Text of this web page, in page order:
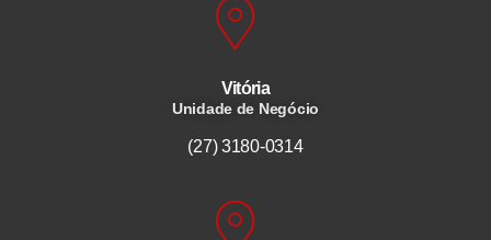
Vitória
Unidade de Negócio
(27) 3180-0314